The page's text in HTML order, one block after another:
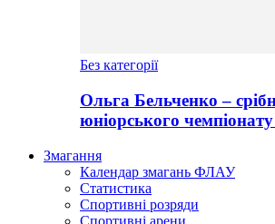
Без категорії
Ольга Бельченко –
юніорського чемпіонату
Змагання
Календар змагань ФЛАУ
Статистика
Спортивні розряди
Спортивні арени